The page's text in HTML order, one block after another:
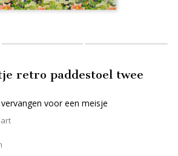
retro paddestoel twee
voor een meisje